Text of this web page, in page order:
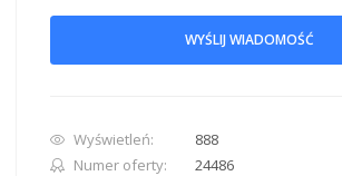
WYŚLIJ WIADOMOŚĆ
Wyświetleń:
888
Numer oferty:
24486